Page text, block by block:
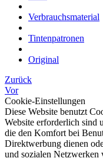
Verbrauchsmaterial
Tintenpatronen
Original
Zurück
Vor
Cookie-Einstellungen
Diese Website benutzt
Website erforderlich sind
die den Komfort bei
Direktwerbung dienen
und sozialen Netzwerken